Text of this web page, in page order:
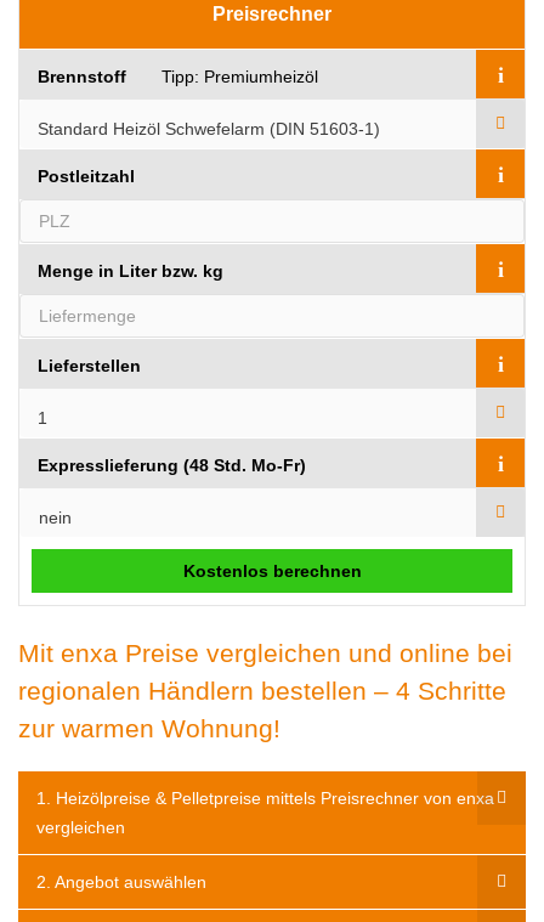
Preisrechner
i
Brennstoff Tipp: Premiumheizöl
i
Postleitzahl
i
Menge in Liter bzw. kg
i
Lieferstellen
i
Expresslieferung (48 Std. Mo-Fr)
Kostenlos berechnen
Mit enxa Preise vergleichen und online bei
regionalen Händlern bestellen – 4 Schritte
zur warmen Wohnung!
1. Heizölpreise & Pelletpreise mittels Preisrechner von enxa
vergleichen
2. Angebot auswählen